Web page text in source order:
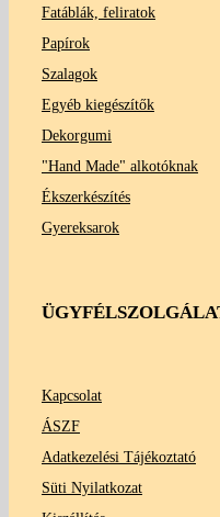
Fatáblák, feliratok
Papírok
Szalagok
Egyéb kiegészítők
Dekorgumi
"Hand Made" alkotóknak
Ékszerkészítés
Gyereksarok
Kapcsolat
ÁSZF
Adatkezelési Tájékoztató
Süti Nyilatkozat